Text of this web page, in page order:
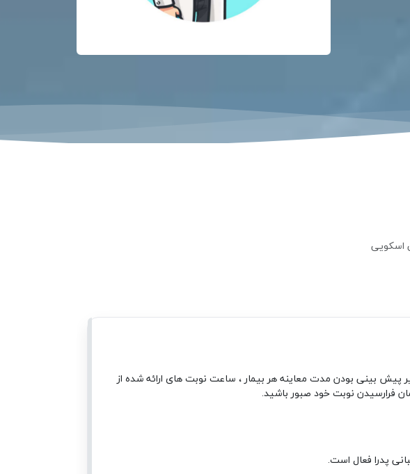
اسکویی
پیش بینی بودن مدت معاینه هر بیمار ، ساعت نوبت های ارائه شده از
فرارسیدن نوبت خود صبور باشید.
پدرا فعال است.